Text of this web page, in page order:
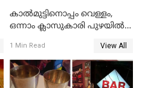
കാൽമുട്ടിനൊപ്പം വെള്ളം,
ഒന്നാം ക്ലാസുകാരി പുഴയിൽ
കുട്ടികൾക്കൊപ്പം
കളിക്കുന്നതിനിടെ
1 Min Read View All